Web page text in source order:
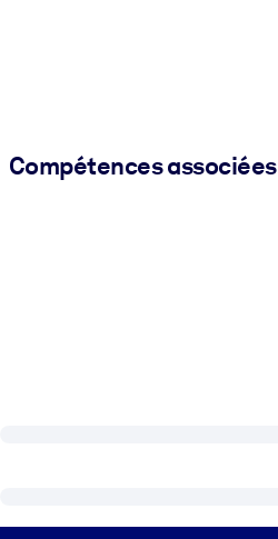
Compétences associées